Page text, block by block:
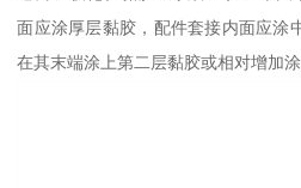
面应涂厚层黏胶，配件套接内面应涂
在其末端涂上第二层黏胶或相对增加涂